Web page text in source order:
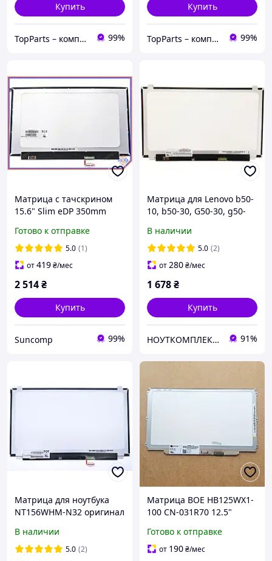
Купить
TopParts – комплектующие для ноутбуков 99%
Купить
TopParts – комплектующие для ноутбуков 99%
Матрица с тачскрином
15.6" Slim eDP 350mm
креплений) BOE
NT156WHM-T03,
Глянцевая
Готово к отправке
5.0 (1)
от419₴/мес
2 514₴
Купить
Suncomp 99%
Матрица для Lenovo b50-
10, b50-30, G50-30, g50-
V145, 330-15, 100-15IB
В наличии
5.0 (2)
от280₴/мес
1 678₴
Купить
НОУТКОМПЛЕКТ - гаджеты и аксессуары 91%
Матрица для ноутбука
NT156WHM-N32 оригинал
В наличии
5.0 (2)
Матрица BOE HB125WX1-
100 CN-031R70 12.5"
для ноутбука оригинал с
разборки
Готово к отправке
от 190₴/мес